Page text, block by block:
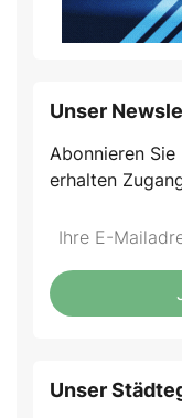
Unser
Abonnieren
erhalten
Do
fill
this
*Ihre
Mailadresse:
Unser